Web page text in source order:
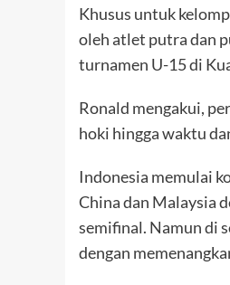
Khusus untuk
oleh atlet putra dan
turnamen U-15 di
Ronald mengakui,
hoki hingga waktu
Indonesia memulai
China dan Malaysia
semifinal. Namun di
dengan